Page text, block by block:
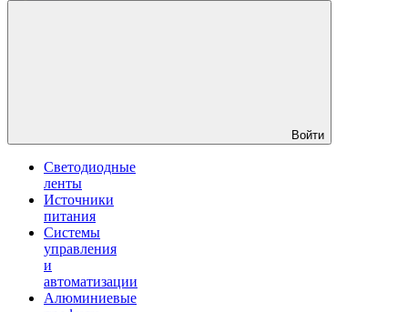
Войти
Светодиодные
ленты
Источники
питания
Системы
управления
и
автоматизации
Алюминиевые